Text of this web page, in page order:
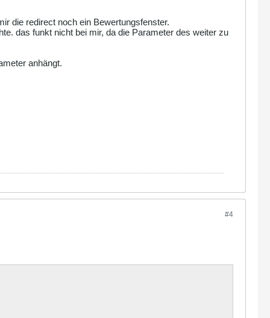
die redirect noch ein Bewertungsfenster.
das funkt nicht bei mir, da die Parameter des weiter zu
anhängt.
#4